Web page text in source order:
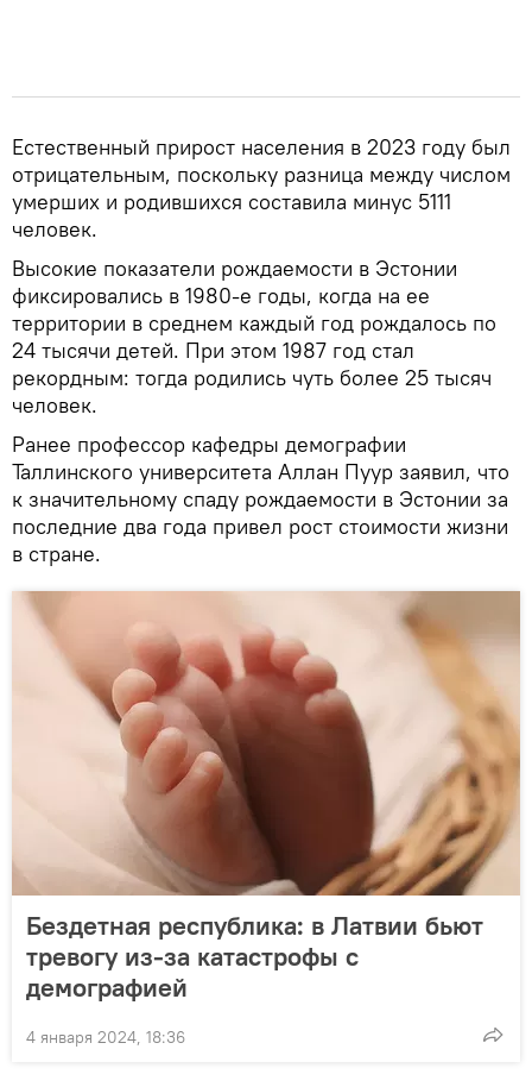
Естественный прирост населения в 2023 году был
отрицательным, поскольку разница между числом
умерших и родившихся составила минус 5111
человек.
Высокие показатели рождаемости в Эстонии
фиксировались в 1980-е годы, когда на ее
территории в среднем каждый год рождалось по
24 тысячи детей. При этом 1987 год стал
рекордным: тогда родились чуть более 25 тысяч
человек.
Ранее профессор кафедры демографии
Таллинского университета Аллан Пуур заявил, что
к значительному спаду рождаемости в Эстонии за
последние два года привел рост стоимости жизни
в стране.
Бездетная республика: в Латвии бьют
тревогу из-за катастрофы с
демографией
4 января 2024, 18:36